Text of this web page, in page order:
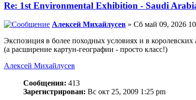
Re: 1st Environmental Exhibition - Saudi
Алексей Михайлусев » Сб май 09, 2026
Экспозиция в более походных условиях и в
(а расширение картун-географии - просто класс!)
Алексей Михайлусев
Сообщения: 413
Зарегистрирован: Вс окт 25, 2009 1:25 pm